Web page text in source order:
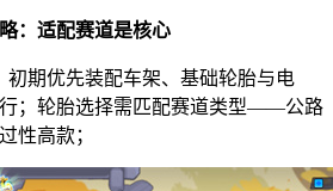
：适配赛道是核心
初期优先装配车架、基础轮胎与电
；轮胎选择需匹配赛道类型——公路
性高款；